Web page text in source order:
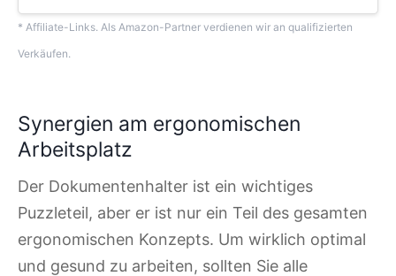
* Affiliate-Links. Als Amazon-Partner verdienen wir an qualifizierten
Verkäufen.
Synergien am ergonomischen
Arbeitsplatz
Der Dokumentenhalter ist ein wichtiges
Puzzleteil, aber er ist nur ein Teil des gesamten
ergonomischen Konzepts. Um wirklich optimal
und gesund zu arbeiten, sollten Sie alle